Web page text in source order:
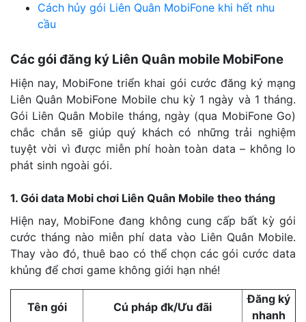
Cách hủy gói Liên Quân MobiFone khi hết nhu
cầu
Các gói đăng ký Liên Quân mobile MobiFone
Hiện nay, MobiFone triển khai gói cước đăng ký mạng
Liên Quân MobiFone Mobile chu kỳ 1 ngày và 1 tháng.
Gói Liên Quân Mobile tháng, ngày (qua MobiFone Go)
chắc chắn sẽ giúp quý khách có những trải nghiệm
tuyệt vời vì được miễn phí hoàn toàn data – không lo
phát sinh ngoài gói.
1. Gói data Mobi chơi Liên Quân Mobile theo tháng
Hiện nay, MobiFone đang không cung cấp bất kỳ gói
cước tháng nào miễn phí data vào Liên Quân Mobile.
Thay vào đó, thuê bao có thể chọn các gói cước data
khủng để chơi game không giới hạn nhé!
Tên gói Cú pháp đk/Ưu đãi
Đăng ký
nhanh